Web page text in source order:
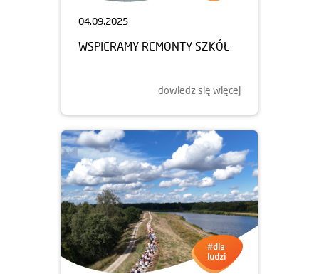
04.09.2025
WSPIERAMY REMONTY SZKÓŁ
dowiedz się więcej